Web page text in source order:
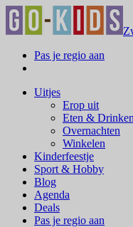
Pas je regio aan
Uitjes
Erop uit
Eten & Drinken
Overnachten
Winkelen
Kinderfeestje
Sport & Hobby
Blog
Agenda
Deals
Pas je regio aan